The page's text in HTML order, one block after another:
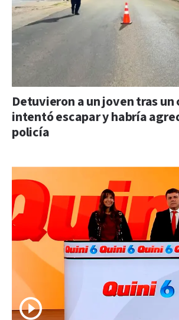
Detuvieron a un joven tras un
intentó escapar y habría
policía